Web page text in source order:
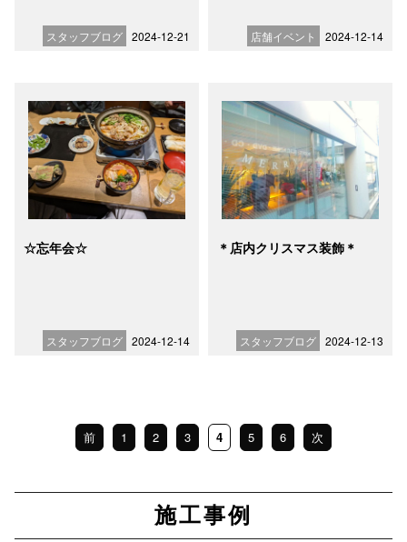
スタッフブログ 2024-12-21 店舗イベント 2024-12-14
☆忘年会☆
スタッフブログ 2024-12-14
＊店内クリスマス装飾＊
スタッフブログ 2024-12-13
前 1 2 3 4 5 6 次
施工事例